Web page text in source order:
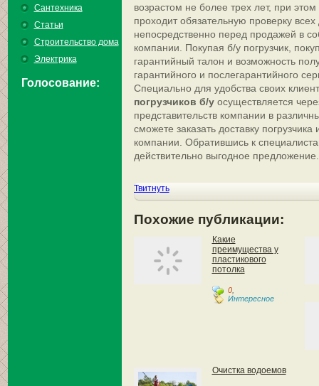
Сантехника
Статьи
Строительство дома
Электрика
Голосование:
возрастом не более трех лет, при этом
проходит обязательную проверку всех
непосредственно перед продажей в
компании. Покупая б/у погрузчик,
гарантийный талон и возможность
гарантийного и послегарантийного
Специально для удобства своих
погрузчиков б/уосуществляется
представительств компании в
сможете заказать доставку
компании. Обратившись к
действительно выгодное предложение.
Твитнуть
Похожие публикации:
Какие
преимущества у
пластикового
потолка
0,
Интересное
Очистка водоемов